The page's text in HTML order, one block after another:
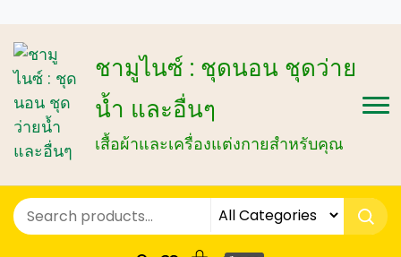
ชามูไนซ์ : ชุดนอน ชุดว่าย
น้ำ และอื่นๆ
เสื้อผ้าและเครื่องแต่งกายสำหรับคุณ